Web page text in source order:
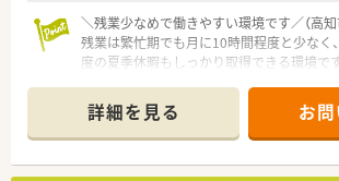
■未経験からスタートし、周囲の温かいサポ
実にスキルアップを果たしたスタッフもい
＼残業少なめで働きやすい環境です／（高知
残業は繁忙期でも月に10時間程度と少なく
度の夏季休暇もしっかり取得できる環境です
【店舗情報と応需状況について】
■桟橋車庫前駅から車で8分ほどの立地にあ
勤も可能なため日々の通勤もスムーズです。
■内科や小児科、皮膚科など幅広い科目の
詳細を見る お